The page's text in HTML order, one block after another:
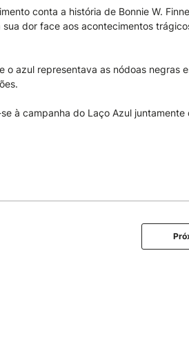
conta a história de Bonnie W.
dor face aos acontecimentos
o azul representava as nódoas negras
à campanha do Laço Azul juntamente